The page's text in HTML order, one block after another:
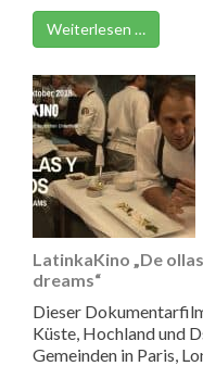
Weiterlesen …
LatinkaKino „De
dreams“
Dieser
Küste, Hochland und
Gemeinden in Paris,